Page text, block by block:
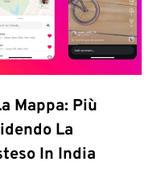
Mappa: Più
La
In India